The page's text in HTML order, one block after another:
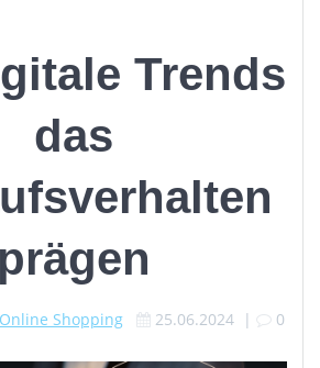
Trends
das
prägen
Online Shopping 25.06.2024| 0